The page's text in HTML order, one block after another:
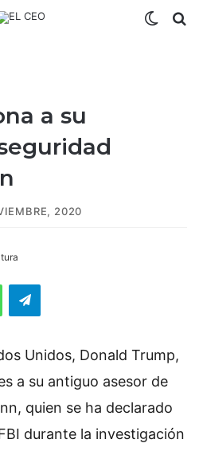
a su
2020
Unidos, Donald Trump,
a su antiguo asesor de
quien se ha declarado
durante la investigación